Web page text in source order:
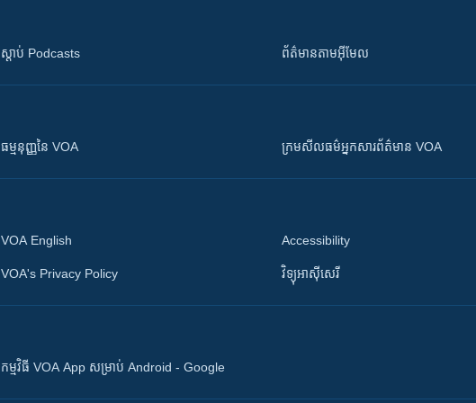
ស្តាប់ Podcasts ព័ត៌មាន​តាម​អ៊ីមែល
ធម្មនុញ្ញ​នៃ VOA ក្រម​​​សីលធម៌​​​អ្នក​​​សារព័ត៌មាន VOA
VOA English
VOA's Privacy Policy
Accessibility
វិទ្យុ​អាស៊ី​សេរី
កម្មវិធី​ VOA App សម្រាប់ Android - Google